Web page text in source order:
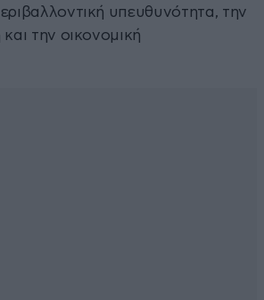
υπευθυνότητα, την
την οικονομική